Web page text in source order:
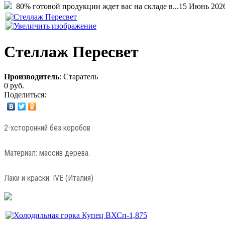
80% готовой продукции ждет вас на складе в...15 Июнь
Стеллаж Пересвет
Производитель: Старатель
0 руб.
Поделиться:
2-хсторонний без коробов
Материал: массив дерева.
Лаки и краски: IVE (Италия)